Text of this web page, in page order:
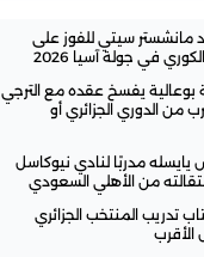
مانشستر سيتي للفوز على
في جولة آسيا 2026
بوعالية يفسخ عقده مع الترجي
من الدوري الجزائري أو
يايسله مدربًا لنادي نيوكاسل
من الأهلي السعودي
تدريب المنتخب الجزائري
الأقرب